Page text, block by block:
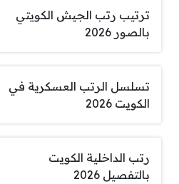
ترتيب رتب الجيش الكويتي
بالصور 2026
تسلسل الرتب العسكرية في
الكويت 2026
رتب الداخلية الكويت
بالتفصيل 2026